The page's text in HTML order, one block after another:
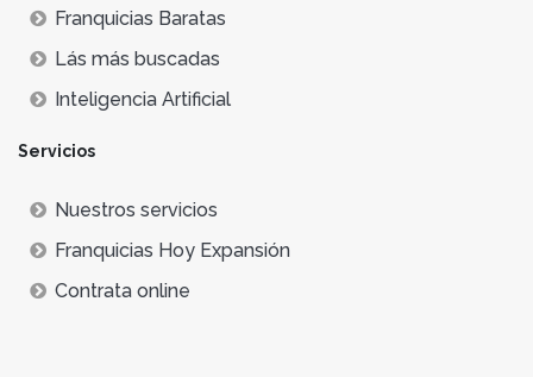
Franquicias Baratas
Lás más buscadas
Inteligencia Artificial
Servicios
Nuestros servicios
Franquicias Hoy Expansión
Contrata online